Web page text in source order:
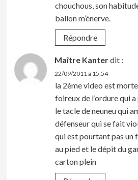
chouchous, son
ballon m’énerve.
Répondre
Maître Kanterdit :
22/09/2011 à 15:54
la 2ème video est
foireux de l’ordure qui
le tacle de neuneu qui
défenseur qui se fait
qui est pourtant pas un
au pied et le dépit du
carton plein